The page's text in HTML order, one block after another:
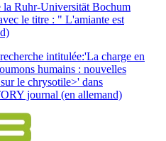
la Ruhr-Universität Bochum
le titre : " L'amiante est
intitulée:'La charge en
humains : nouvelles
le chrysotile>' dans
journal (en allemand)